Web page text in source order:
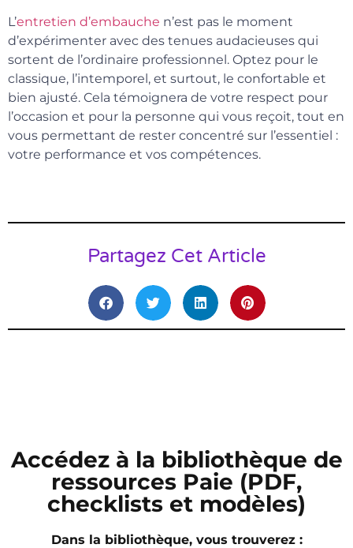
L’entretien d’embauche n’est pas le moment
d’expérimenter avec des tenues audacieuses qui
sortent de l’ordinaire professionnel. Optez pour le
classique, l’intemporel, et surtout, le confortable et
bien ajusté. Cela témoignera de votre respect pour
l’occasion et pour la personne qui vous reçoit, tout en
vous permettant de rester concentré sur l’essentiel :
votre performance et vos compétences.
Partagez Cet Article
Accédez à la bibliothèque de
ressources Paie (PDF,
checklists et modèles)
Dans la bibliothèque, vous trouverez :